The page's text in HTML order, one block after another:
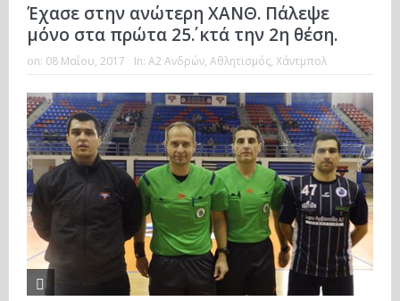
Έχασε στην ανώτερη ΧΑΝΘ. Πάλεψε
μόνο στα πρώτα 25΄. κτά την 2η θέση.
on: 08 Μαΐου, 2017 In: Α2 Ανδρών, Αθλητισμός, Χάντμπολ